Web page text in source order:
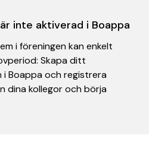
inte aktiverad i Boappa
i föreningen kan enkelt
Skapa ditt
i Boappa och registrera
dina kollegor och börja